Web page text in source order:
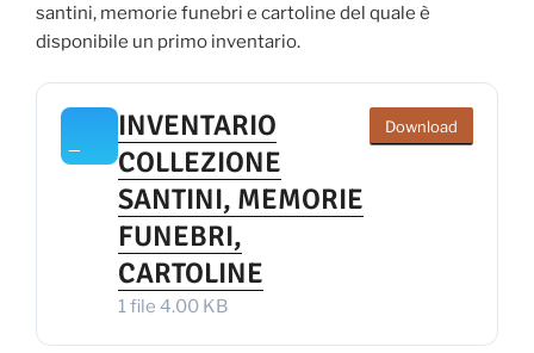
santini, memorie funebri e cartoline del quale è
disponibile un primo inventario.
INVENTARIO
COLLEZIONE
SANTINI, MEMORIE
FUNEBRI,
CARTOLINE
1 file 4.00 KB
Download